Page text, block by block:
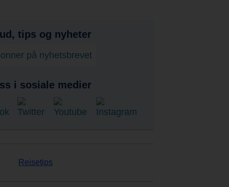
tips og nyheter
på nyhetsbrevet
i sosiale medier
Reisetips